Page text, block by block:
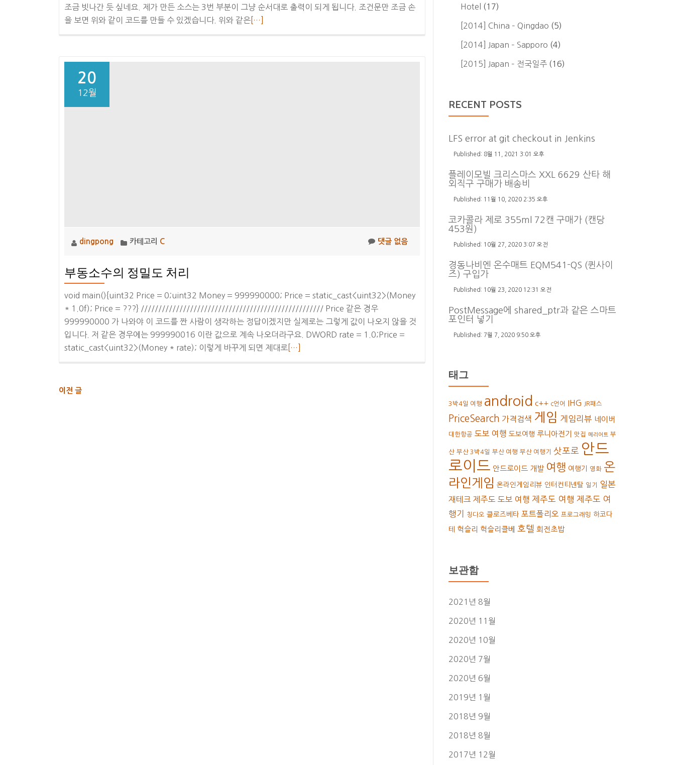
조금 빗나간 듯 싶네요. 제가 만든 소스는 3번 부분이 그냥 순서대로 출력이 되게 됩니다. 조건문만 조금 손
을 보면 위와 같이 코드를 만들 수 있겠습니다. 위와 같은더
는
소
스
[…]
20
12월
dingpong 카테고리 C 댓글 없음
부동소수의 정밀도 처리
void main(){uint32 Price = 0;uint32 Money = 999990000; Price = static_cast<uint32>(Money
* 1.0f); Price = ???} //////////////////////////////////////////////////// Price 같은 경우
999990000 가 나와야 이 코드를 짠 사람이 생각하는 정답이겠지만 실제로는 그렇게 값이 나오지 않을 것
입니다. 저 같은 경우에는 999990016 이란 값으로 계속 나오더라구요. DWORD rate = 1.0;Price =
static_cast<uint32>(Money * rate); 이렇게 바꾸게 되면 제대로 더
[…]
글
이전 글
Hotel (17)
[2014] China – Qingdao (5)
[2014] Japan – Sapporo (4)
[2015] Japan – 전국일주 (16)
RECENT POSTS
LFS error at git checkout in Jenkins
8월 11, 2021 3:01 오후
플레이모빌 크리스마스 XXL 6629 산타 해
외직구 구매가 배송비
11월 10, 2020 2:35 오후
코카콜라 제로 355ml 72캔 구매가 (캔당
453원)
10월 27, 2020 3:07 오전
경동나비엔 온수매트 EQM541-QS (퀸사이
즈) 구입가
10월 23, 2020 12:31 오전
PostMessage에 shared_ptr과 같은 스마트
포인터 넣기
7월 7, 2020 9:50 오후
태그
3박4일 여행 android c++ c언어 IHG JR패스
PriceSearch 가격검색 게임 게임리뷰 네이버
대한항공 도보 여행 도보여행 루니아전기 맛집 메리어트 부
산 부산 3박4일 부산 여행 부산 여행기 삿포로 안드
로이드 안드로이드 개발 여행 여행기 영화 온
라인게임 온라인게임리뷰 인터컨티넨탈 일기
일본
재테크 제주도 도보 여행 제주도 여행 제주도 여
행기
칭다오 클로즈베타 포트폴리오 프로그래밍 하코다
테 헉슬리 헉슬리클베 호텔 회전초밥
보관함
2021년 8월
2020년 11월
2020년 10월
2020년 7월
2020년 6월
2019년 1월
2018년 9월
2018년 8월
2017년 12월